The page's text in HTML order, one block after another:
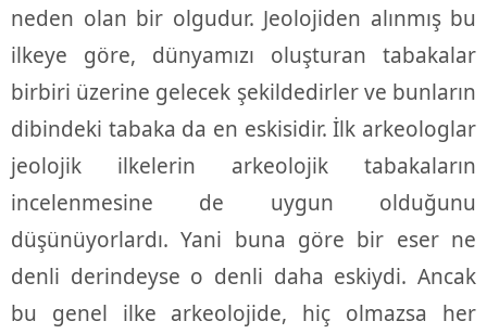
neden olan bir olgudur. Jeolojiden alınmış bu
ilkeye göre, dünyamızı oluşturan tabakalar
birbiri üzerine gelecek şekildedirler ve bunların
dibindeki tabaka da en eskisidir. İlk arkeologlar
jeolojik ilkelerin arkeolojik tabakaların
incelenmesine de uygun olduğunu
düşünüyorlardı. Yani buna göre bir eser ne
denli derindeyse o denli daha eskiydi. Ancak
bu genel ilke arkeolojide, hiç olmazsa her